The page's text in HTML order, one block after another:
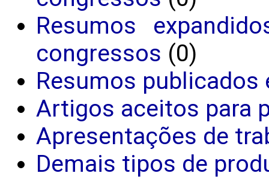
Resumos
congressos (0)
Resumos
Artigos aceitos para
Apresentações de
Demais tipos de